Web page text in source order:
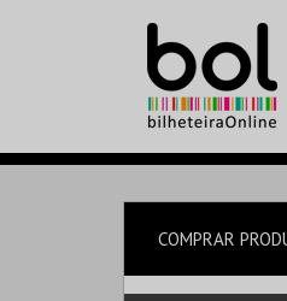
COMPRAR